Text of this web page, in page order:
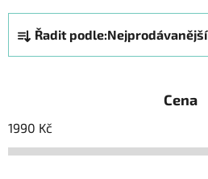
Ř
a
z
í
p
Řadit podle:Nejprodávanější
Cena
1990 Kč